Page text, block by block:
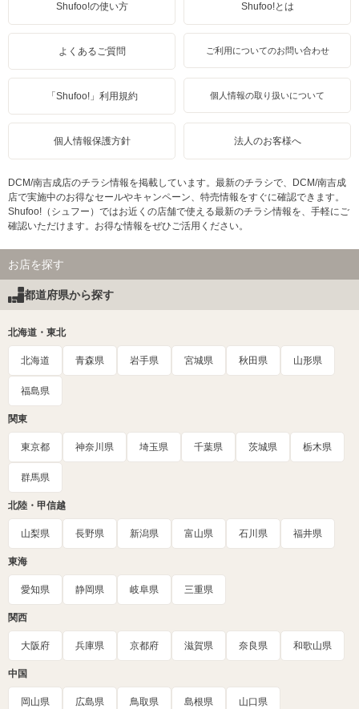
Shufoo!の使い方 Shufoo!とは
よくあるご質問 ご利用についてのお問い合わせ
「Shufoo!」利用規約 個人情報の取り扱いについて
個人情報保護方針 法人のお客様へ
DCM/南吉成店のチラシ情報を掲載しています。最新のチラシで、DCM/南吉成
店で実施中のお得なセールやキャンペーン、特売情報をすぐに確認できます。
Shufoo!（シュフー）ではお近くの店舗で使える最新のチラシ情報を、手軽にご
確認いただけます。お得な情報をぜひご活用ください。
お店を探す
都道府県から探す
北海道・東北
北海道 青森県 岩手県 宮城県 秋田県 山形県
福島県
関東
東京都 神奈川県 埼玉県 千葉県 茨城県 栃木県
群馬県
北陸・甲信越
山梨県 長野県 新潟県 富山県 石川県 福井県
東海
愛知県 静岡県 岐阜県 三重県
関西
大阪府 兵庫県 京都府 滋賀県 奈良県 和歌山県
中国
岡山県 広島県 鳥取県 島根県 山口県